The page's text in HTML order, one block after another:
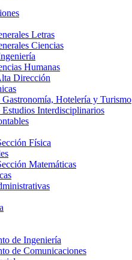
Letras
Ciencias
Humanas
Dirección
Gastronomía, Hotelería y Turismo
Estudios Interdisciplinarios
Física
Matemáticas
de Ingeniería
de Comunicaciones